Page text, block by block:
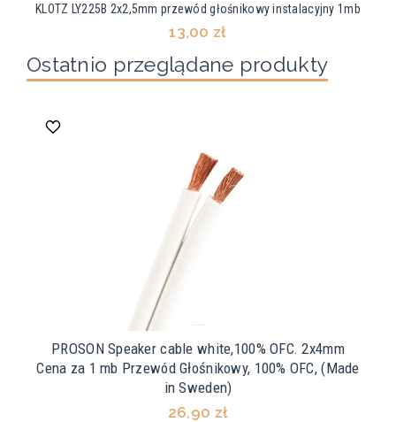
KLOTZ LY225B 2x2,5mm przewód głośnikowy instalacyjny 1mb
13,00 zł
Ostatnio przeglądane produkty
PROSON Speaker cable white,100% OFC. 2x4mm
Cena za 1 mb Przewód Głośnikowy, 100% OFC, (Made
in Sweden)
26,90 zł